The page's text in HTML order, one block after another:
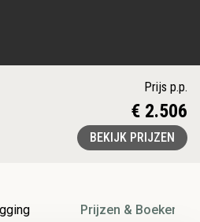
Prijs p.p.
€ 2.506
BEKIJK PRIJZEN
Prijzen & Boeken